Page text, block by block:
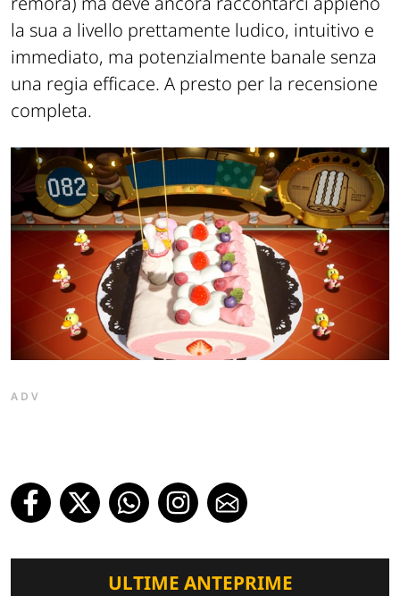
la sua a livello prettamente ludico, intuitivo e
immediato, ma potenzialmente banale senza
una regia efficace. A presto per la recensione
completa.
ADV
ULTIME ANTEPRIME